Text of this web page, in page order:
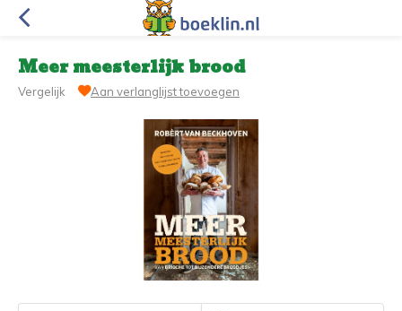
Meer meesterlijk brood
Vergelijk Aan verlanglijst toevoegen